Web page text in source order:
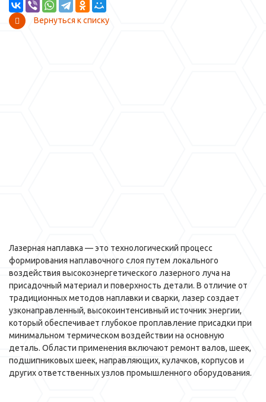
Вернуться к списку
Лазерная наплавка — это технологический процесс
формирования наплавочного слоя путем локального
воздействия высокоэнергетического лазерного луча на
присадочный материал и поверхность детали. В отличие от
традиционных методов наплавки и сварки, лазер создает
узконаправленный, высокоинтенсивный источник энергии,
который обеспечивает глубокое проплавление присадки при
минимальном термическом воздействии на основную
деталь. Области применения включают ремонт валов, шеек,
подшипниковых шеек, направляющих, кулачков, корпусов и
других ответственных узлов промышленного оборудования.